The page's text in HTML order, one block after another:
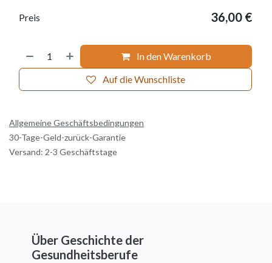
In den Warenkorb
Auf die Wunschliste
Preis 36,00 €
Allgemeine Geschäftsbedingungen
30-Tage-Geld-zurück-Garantie
Versand: 2-3 Geschäftstage
Über Geschichte der
Gesundheitsberufe